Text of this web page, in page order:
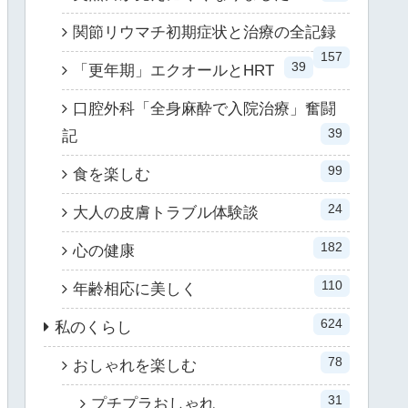
関節リウマチ初期症状と治療の全記録
157
「更年期」エクオールとHRT 39
口腔外科「全身麻酔で入院治療」奮闘
記
39
食を楽しむ 99
大人の皮膚トラブル体験談 24
心の健康 182
年齢相応に美しく 110
私のくらし 624
おしゃれを楽しむ 78
プチプラおしゃれ 31